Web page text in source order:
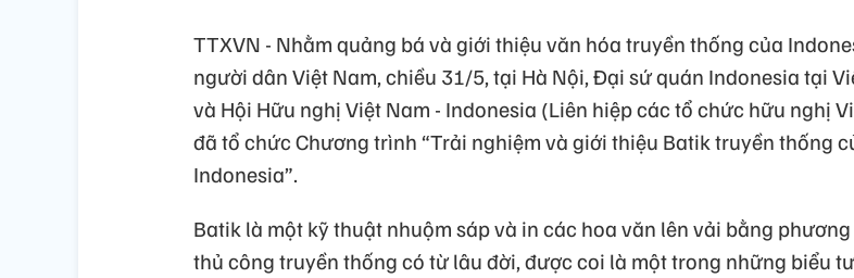
TTXVN - Nhằm quảng bá và giới thiệu văn hóa truyền thống của
người dân Việt Nam, chiều 31/5, tại Hà Nội, Đại sứ quán Indonesia tại
và Hội Hữu nghị Việt Nam - Indonesia (Liên hiệp các tổ chức hữu nghị
đã tổ chức Chương trình “Trải nghiệm và giới thiệu Batik truyền thống
Indonesia”.
Batik là một kỹ thuật nhuộm sáp và in các hoa văn lên vải bằng
thủ công truyền thống có từ lâu đời, được coi là một trong những biểu